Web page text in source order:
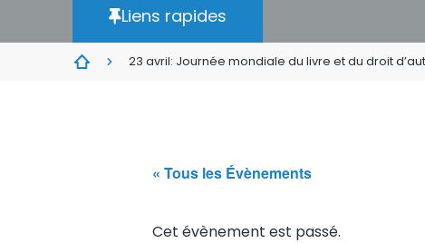
Liens rapides
23 avril: Journée mondiale du livre et du droit
« Tous les Évènements
Cet évènement est passé.